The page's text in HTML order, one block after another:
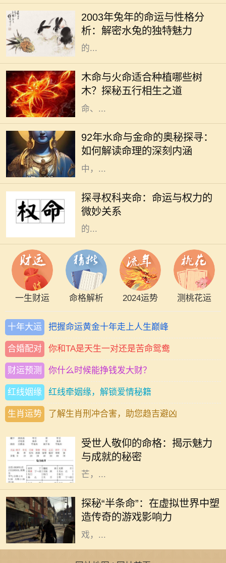
2003年兔年的命运与性格分
析：解密水兔的独特魅力
行命理学，这一年出生的人属于“水
兔”。水兔的特性受水的影响，个性
温和、灵活多变，给人一种温润如玉
的...
木命与火命适合种植哪些树
木？探秘五行相生之道
木命和火命是中国五行学说中的两个
重要概念，它们不仅影响着一个人的
性格与命运，还与植物的选择息息相
关。在中华文化中，树木代表着生
命、...
92年水命与金命的奥秘探寻：
如何解读命理的深刻内涵
在五行学说中，命理的分类通常依据
出生的年份、月份、日子和时辰来确
定，其中水命与金命便是两种常见的
命理类型。尤其在1992年出生的人
中，...
探寻权科夹命：命运与权力的
微妙关系
在这个瞬息万变的社会中，“权”与
“命”常常交织在一起，成为人们生活
中不可分割的两部分。权科夹命是一
个不常被提及的概念，但其所蕴含
的...
一生财运 命格解析 2024运势 测桃花运
十年大运 把握命运黄金十年走上人生巅峰
合婚配对 你和TA是天生一对还是苦命鸳鸯
财运预测 你什么时候能挣钱发大财？
红线姻缘 红线牵姻缘，解锁爱情秘籍
生肖运势 了解生肖刑冲合害，助您趋吉避凶
受世人敬仰的命格：揭示魅力
与成就的秘密
在这个复杂多变的世界中，总有一些
就而受到世人的敬仰。他们的命格似
乎与生俱来就散发着一种独特的光
芒，...
探秘“半条命”：在虚拟世界中塑
造传奇的游戏影响力
在电子游戏历史上，少数几款作品能
够在玩家心中留下如此深刻的印记，
而《半条命》便是其中之一。这款由
Valve公司开发的第一人称射击游
戏，...